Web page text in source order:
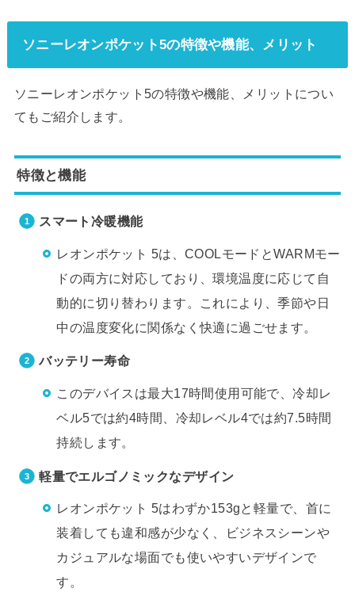
ソニーレオンポケット5の特徴や機能、メリット
ソニーレオンポケット5の特徴や機能、メリットについ
てもご紹介します。
特徴と機能
スマート冷暖機能
レオンポケット 5は、COOLモードとWARMモー
ドの両方に対応しており、環境温度に応じて自
動的に切り替わります。これにより、季節や日
中の温度変化に関係なく快適に過ごせます。
バッテリー寿命
このデバイスは最大17時間使用可能で、冷却レ
ベル5では約4時間、冷却レベル4では約7.5時間
持続します。
軽量でエルゴノミックなデザイン
レオンポケット 5はわずか153gと軽量で、首に
装着しても違和感が少なく、ビジネスシーンや
カジュアルな場面でも使いやすいデザインで
す。